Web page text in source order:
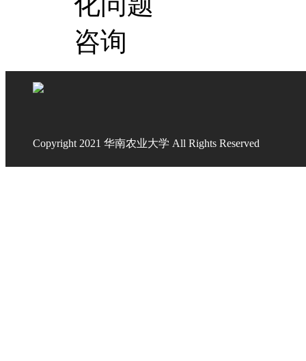
Copyright 2021 华南农业大学 All Rights Reserved